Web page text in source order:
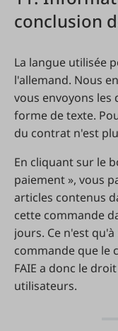
conclusion
La langue utilisée
l'allemand. Nous
vous envoyons les
forme de texte.
du contrat n'est
En cliquant sur le
paiement », vous
articles contenus
cette commande
jours. Ce n'est
commande que le
FAIE a donc le
utilisateurs.